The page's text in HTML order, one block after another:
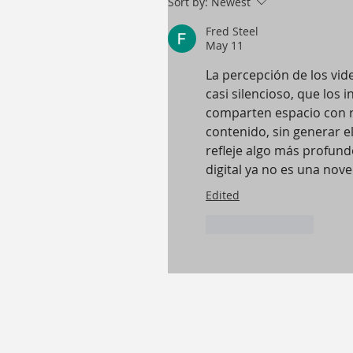
Fred Steel
May 11
La percepción de los
casi silencioso, que los
comparten espacio con
contenido, sin generar
refleje algo más
digital ya no es una
Edited